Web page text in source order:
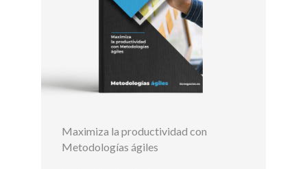
Maximiza la productividad con
Metodologías ágiles